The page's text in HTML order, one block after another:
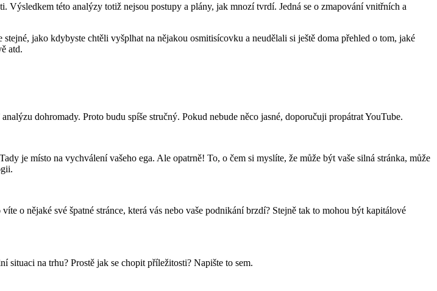
této analýzy totiž nejsou postupy a plány, jak mnozí tvrdí. Jedná se o zmapování vnitřních a
jako kdybyste chtěli vyšplhat na nějakou osmitisícovku a neudělali si ještě doma přehled o tom, jaké
atd.
dohromady. Proto budu spíše stručný. Pokud nebude něco jasné, doporučuji propátrat YouTube.
je místo na vychválení vašeho ega. Ale opatrně! To, o čem si myslíte, že může být vaše silná stránka, může
o nějaké své špatné stránce, která vás nebo vaše podnikání brzdí? Stejně tak to mohou být kapitálové
na trhu? Prostě jak se chopit příležitosti? Napište to sem.